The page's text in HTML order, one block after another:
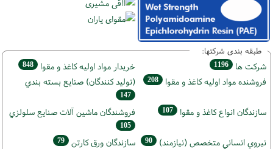
طبقه بندی شرکتها:
شركت ها 1196 خريدار مواد اوليه كاغذ و مقوا 848
فروشنده مواد اوليه كاغذ و مقوا 208 (تولید كنندگان) صنايع بسته بندي
147
سازندگان انواع کاغذ و مقوا 107 فروشندگان ماشين آلات صنايع سلولزي
105
نيروي انساني متخصص (نیازمند) 90 سازندگان ورق كارتن 79